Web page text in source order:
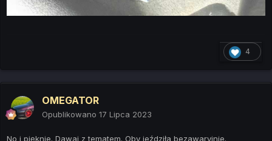
4
OMEGATOR
Opublikowano 17 Lipca 2023
No i pięknie. Dawaj z tematem. Oby jeździła bezawaryjnie.